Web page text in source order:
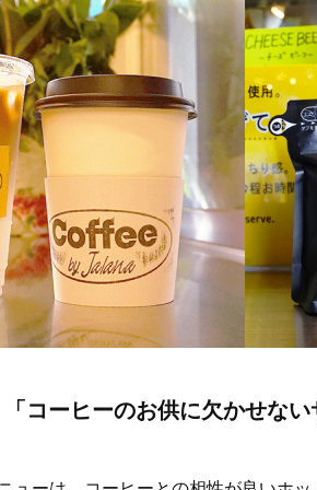
「コーヒーのお供に欠かせない